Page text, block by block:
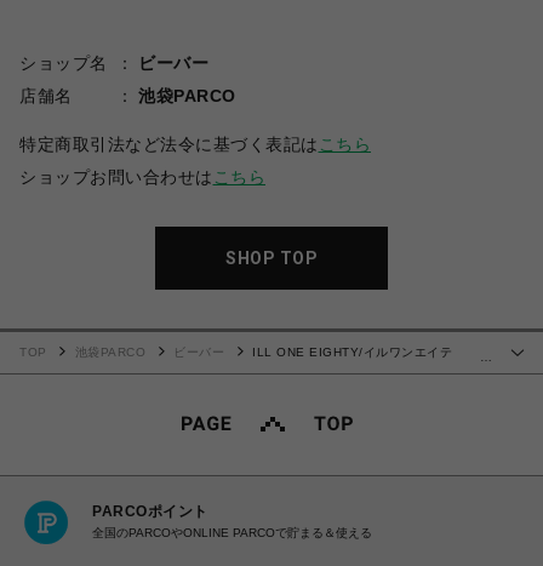
ショップ名
ビーバー
店舗名
池袋PARCO
特定商取引法など法令に基づく表記は こちら
ショップお問い合わせは こちら
SHOP TOP
TOP 池袋PARCO ビーバー
ILL ONE EIGHTY/イルワンエイテ
PARCOポイント
全国のPARCOやONLINE PARCOで貯まる＆使える